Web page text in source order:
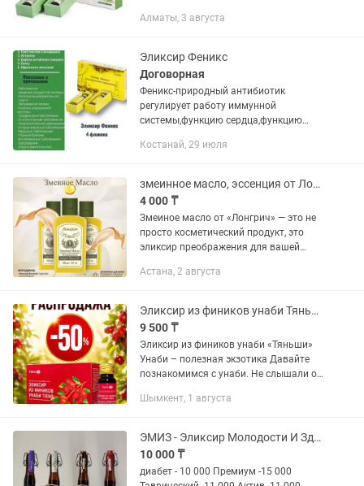
Алматы, 3 августа
Эликсир Феникс
Договорная
Феникс-природный антибиотик
регулирует работу иммунной
системы,функцию сердца,функцию
системы,функцию почек.Повышает
усталость.Также...
Костанай, 29 июля
змеинное масло, эссенция от Лонгрич
4 000 ₸
Змеиное масло от «Лонгрич» — это не
просто косметический продукт, это
эликсир преображения для вашей
должно стать вашим
волосами: Забудьте...
Астана, 2 августа
Эликсир из фиников унаби Тяньши
9 500 ₸
Эликсир из фиников унаби «Тяньши»
Унаби – полезная экзотика Давайте
познакомимся с унаби. Не слышали об
знакомо такое название, как китайский
Шымкент, 1 августа
ЭМИЗ - Эликсир Молодости И Здоровья, 4 вида
10 000 ₸
диабет - 10 000 Премиум -15 000